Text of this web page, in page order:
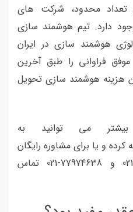
تعداد محدود، شرکت های
دارد. تیم هوشمند سازی
هوشمند سازی در ایران
فراوانی را طبق آخرین
هزینه هوشمند سازی تحویل
می توانید به
کرده و یا برای مشاوره رایگان
با شماره های 77974652-021 و 77974638-021 تماس